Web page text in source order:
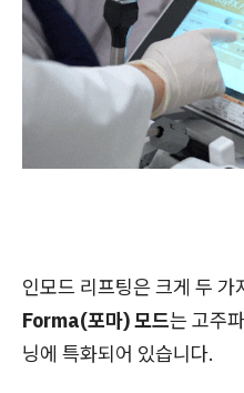
인모드 리프팅은 크게 두 가
Forma(포마) 모드는 고주
닝에 특화되어 있습니다.